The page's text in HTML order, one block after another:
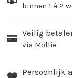
binnen 1 á 2
Veilig
via Mollie
Persoonlijk